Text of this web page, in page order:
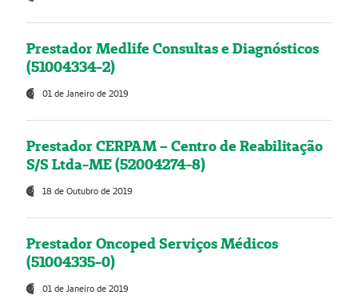
Prestador Medlife Consultas e Diagnósticos
(51004334-2)
01 de Janeiro de 2019
Prestador CERPAM – Centro de Reabilitação
S/S Ltda-ME (52004274-8)
18 de Outubro de 2019
Prestador Oncoped Serviços Médicos
(51004335-0)
01 de Janeiro de 2019